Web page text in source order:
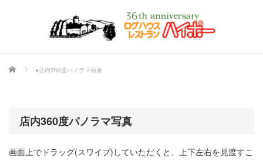
ホーム ●店内360度パノラマ画像
店内360度パノラマ写真
画面上でドラッグ(スワイプ)していただくと、上下左右を見渡すこ